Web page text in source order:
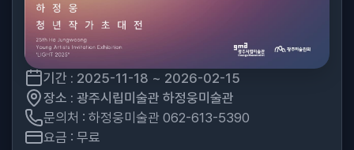
기간 : 2025-11-18 ~ 2026-02-15
장소 : 광주시립미술관 하정웅미술관
문의처 : 하정웅미술관 062-613-5390
요금 : 무료